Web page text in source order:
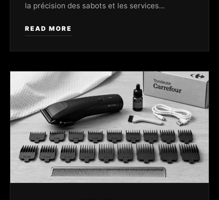
la précision des sabots et les services...
READ MORE